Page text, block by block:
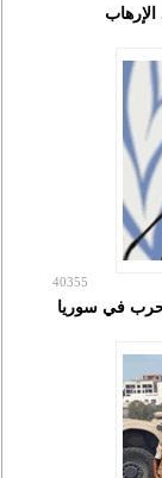
40355
في سوريا